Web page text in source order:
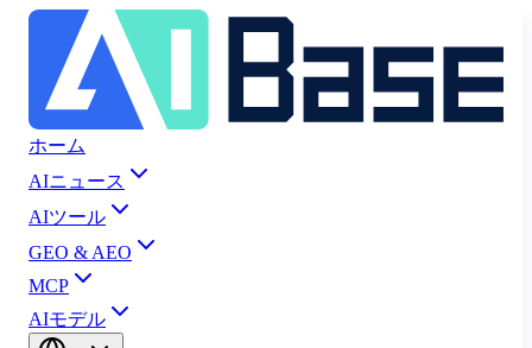
ホーム
AIニュース
AIツール
GEO & AEO
MCP
AIモデル